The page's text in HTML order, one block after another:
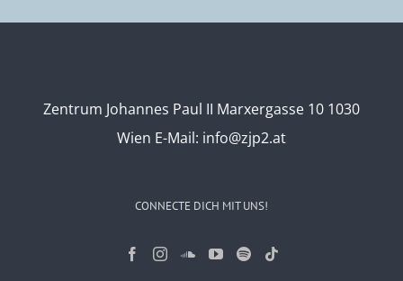
Zentrum Johannes Paul II Marxergasse 10 1030
Wien E-Mail: info@zjp2.at
CONNECTE DICH MIT UNS!